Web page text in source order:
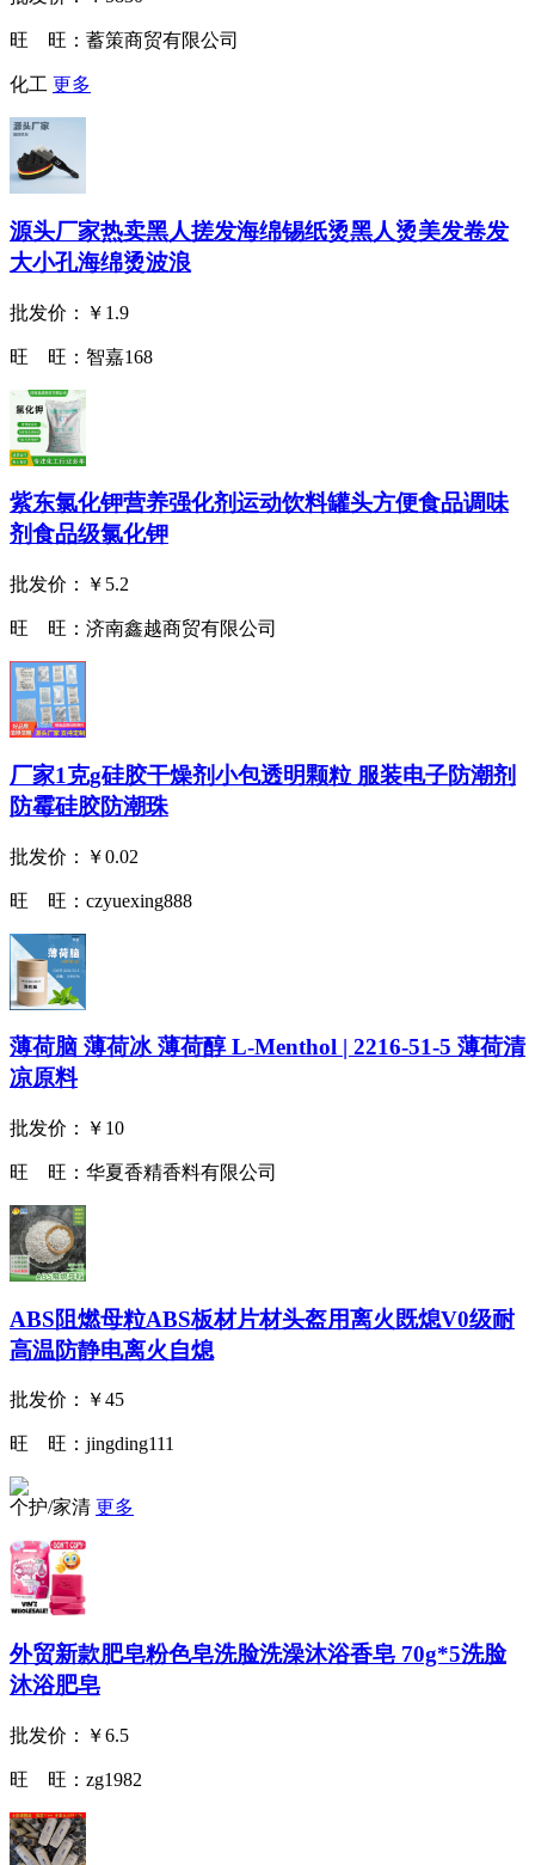
旺 旺： 蓄策商贸有限公司
化工 更多
源头厂家热卖黑人搓发海绵锡纸烫黑人烫美发卷发
大小孔海绵烫波浪
批发价： ￥1.9
旺 旺： 智嘉168
紫东氯化钾营养强化剂运动饮料罐头方便食品调味
剂食品级氯化钾
批发价： ￥5.2
旺 旺： 济南鑫越商贸有限公司
厂家1克g硅胶干燥剂小包透明颗粒 服装电子防潮剂
防霉硅胶防潮珠
批发价： ￥0.02
旺 旺： czyuexing888
薄荷脑 薄荷冰 薄荷醇 L-Menthol | 2216-51-5 薄荷清
凉原料
批发价： ￥10
旺 旺： 华夏香精香料有限公司
ABS阻燃母粒ABS板材片材头盔用离火既熄V0级耐
高温防静电离火自熄
批发价： ￥45
旺 旺： jingding111
个护/家清 更多
外贸新款肥皂粉色皂洗脸洗澡沐浴香皂 70g*5洗脸
沐浴肥皂
批发价： ￥6.5
旺 旺： zg1982